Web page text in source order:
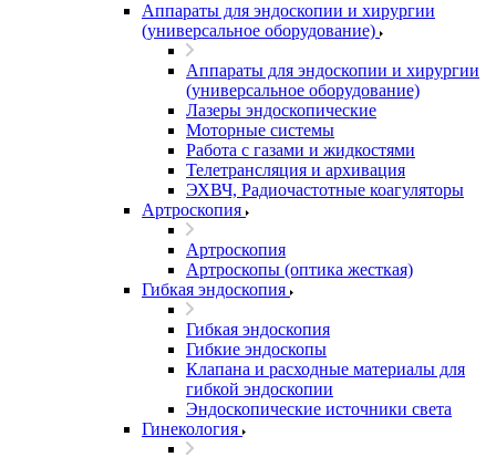
Аппараты для эндоскопии и хирургии
(универсальное оборудование)
Аппараты для эндоскопии и хирургии
(универсальное оборудование)
Лазеры эндоскопические
Моторные системы
Работа с газами и жидкостями
Телетрансляция и архивация
ЭХВЧ, Радиочастотные коагуляторы
Артроскопия
Артроскопия
Артроскопы (оптика жесткая)
Гибкая эндоскопия
Гибкая эндоскопия
Гибкие эндоскопы
Клапана и расходные материалы для
гибкой эндоскопии
Эндоскопические источники света
Гинекология